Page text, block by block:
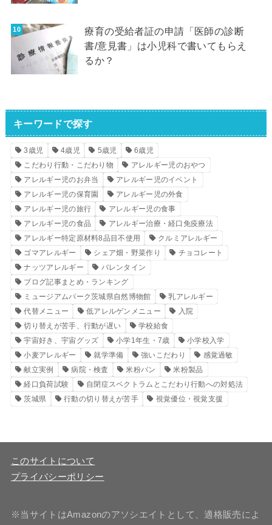
療育の受給者証の申請「医師の診断
書/意見書」は小児科で書いてもらえ
るか？
キーワードで探す
3歳児 4歳児 5歳児
6歳児
こだわり行動・こだわり物
アレルギー児のおやつ
アレルギー児のお弁当
アレルギー児のイベント
アレルギー児の保育園
アレルギー児の外食
アレルギー児の旅行
アレルギー児の食事
アレルギー児の食品
アレルギー治療・経口免疫療法
アレルギー特定原材料8品目不使用
クルミアレルギー
ゴマアレルギー
シェア畑・野菜作り
チョコレート
ナッツアレルギー
バレンタイン
ブログ記事まとめ・ランキング
ミュージアムパーク茨城県自然博物館
乳アレルギー
代替メニュー
低アレルゲンメニュー
入院
切り替えが苦手、行動が遅い
学校給食
宇宙好き、宇宙グッズ
小学1年生・7歳
小学校入学
小麦アレルギー
就学準備 強いこだわり
感覚過敏
献立実例
病院・検査 米粉パン
米粉製品
経口負荷試験
自閉症スペクトラムとこだわり行動への対処法
茨城県
行動の切り替えが苦手 視覚優位・視覚支援
このサイトについて
プライバシーポリシー
※当サイトはAmazonのアソシエイトとして、適格販売によ